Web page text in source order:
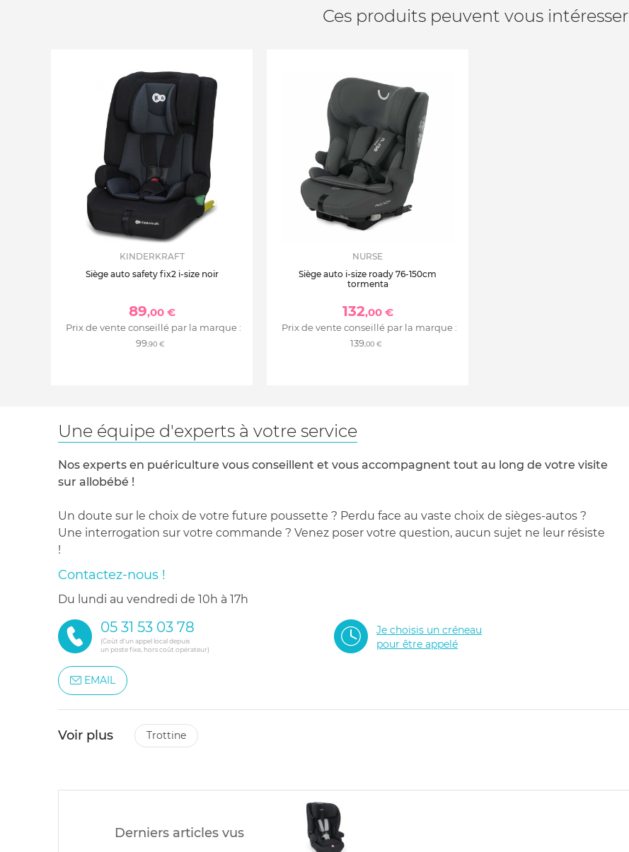
Ces produits peuvent vous intéresser
KINDERKRAFT
Siège auto safety fix2 i-size noir
89,00 €
Prix de vente conseillé par la marque :
99,90 €
NURSE
Siège auto i-size roady 76-150cm
tormenta
132,00 €
Prix de vente conseillé par la marque :
139,00 €
Une équipe d'experts à votre service
Nos experts en puériculture vous conseillent et vous accompagnent tout au long de votre visite
sur allobébé !
Un doute sur le choix de votre future poussette ? Perdu face au vaste choix de sièges-autos ?
Une interrogation sur votre commande ? Venez poser votre question, aucun sujet ne leur résiste
!
Contactez-nous !
du lundi au vendredi de 10h à 17h
05 31 53 03 78
(Coût d'un appel local depuis
un poste fixe, hors coût opérateur)
Je choisis un créneau
pour être appelé
EMAIL
Voir plus trottine
Derniers articles vus